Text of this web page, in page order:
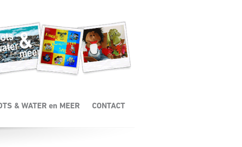
& WATER en MEER CONTACT
u zich zorgen. Soms is dit een onderbuikgevoel. Je kunt als ouder niet
richten zich op de buitenwereld, gaan conflicten in de thuis- en